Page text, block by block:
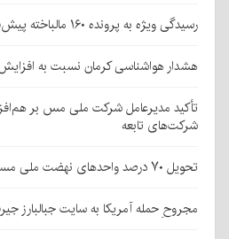
رسیدگی ویژه به پرونده ۱۶۰ مالباخته پیش‌فروش خودرو در زرند
هشدار هواشناسی کرمان نسبت به
تأکید مدیرعامل شرکت ملی مس بر
شرکت‌های تابعه
تحویل ۷۰ درصد واحدهای نهضت ملی مسکن در کرمان
مجروحِ حمله آمریکا به سایت جبالبارز